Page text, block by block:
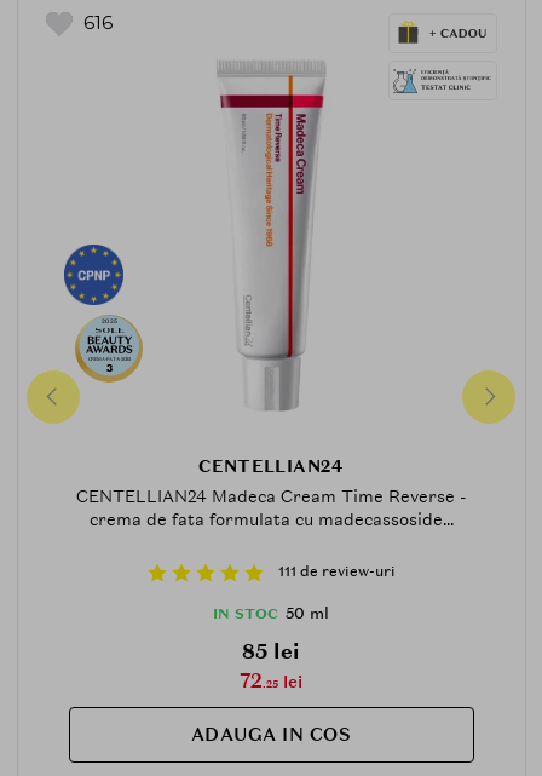
616
2025
CREMA-FATA-2025
3
CENTELLIAN24
CENTELLIAN24 Madeca Cream Time Reverse -
crema de fata formulata cu madecassoside...
111 de review-uri
IN STOC 50 ml
85 lei
72.25 lei
ADAUGA IN COS